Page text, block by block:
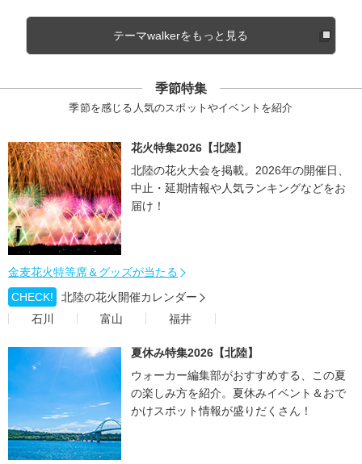
テーマwalkerをもっと見る
季節特集
季節を感じる人気のスポットやイベントを紹介
花火特集2026【北陸】
北陸の花火大会を掲載。2026年の開催日、
中止・延期情報や人気ランキングなどをお
届け！
金麦花火特等席＆グッズが当たる
CHECK!
北陸の花火開催カレンダー
石川
富山 福井
夏休み特集2026【北陸】
ウォーカー編集部がおすすめする、この夏
の楽しみ方を紹介。夏休みイベント＆おで
かけスポット情報が盛りだくさん！